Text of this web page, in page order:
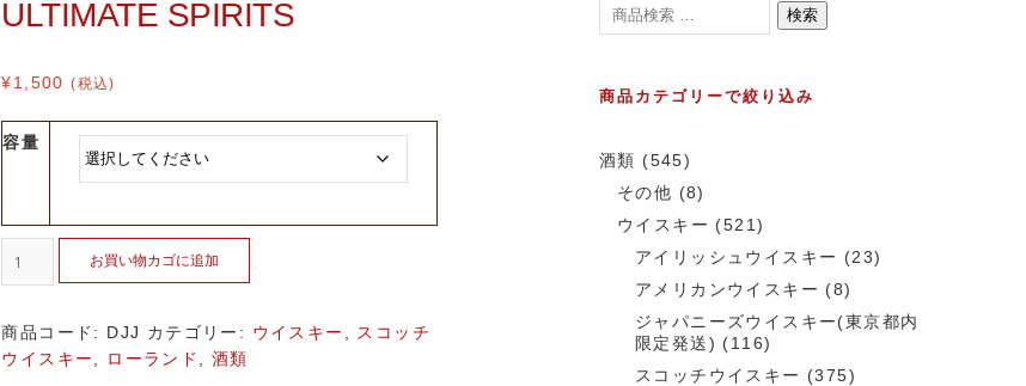
ULTIMATE SPIRITS
¥1,500 (税込)
容量
お買い物カゴに追加
商品コード: DJJ カテゴリー: ウイスキー
スコッチ
ウイスキー
ローランド ,酒類
検索
商品カテゴリーで絞り込み
酒類 (545)
その他 (8)
ウイスキー (521)
アイリッシュウイスキー (23)
アメリカンウイスキー (8)
ジャパニーズウイスキー(東京都内
限定発送) (116)
スコッチウイスキー (375)